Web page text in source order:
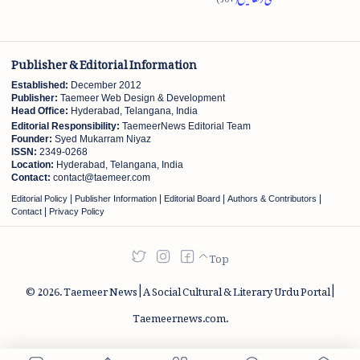
Publisher & Editorial Information
Established: December 2012
Publisher: Taemeer Web Design & Development
Head Office: Hyderabad, Telangana, India
Editorial Responsibility: TaemeerNews Editorial Team
Founder: Syed Mukarram Niyaz
ISSN: 2349-0268
Location: Hyderabad, Telangana, India
Contact: contact@taemeer.com
Editorial Policy Publisher Information Editorial Board Authors & Contributors
Contact Privacy Policy
2026.Taemeer News | A Social Cultural & Literary Urdu Portal |
Taemeernews.com.